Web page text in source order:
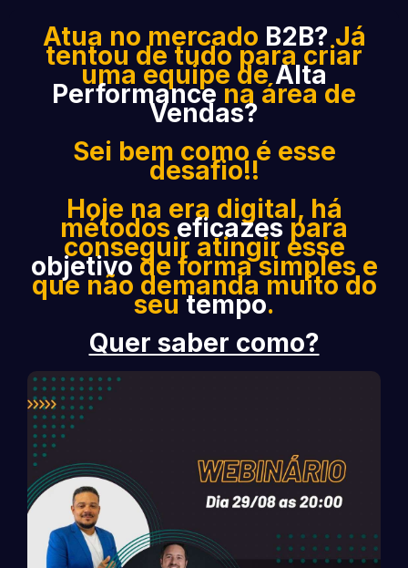
Atua no mercado B2B?Já
tentou de tudo para criar
uma equipe deAlta
Performancena área de
Vendas?
Sei bem como é esse
desafio!!
Hoje na era digital, há
métodoseficazespara
conseguir atingir esse
objetivode forma simples e
que não demanda muito do
seutempo.
Quer saber como?